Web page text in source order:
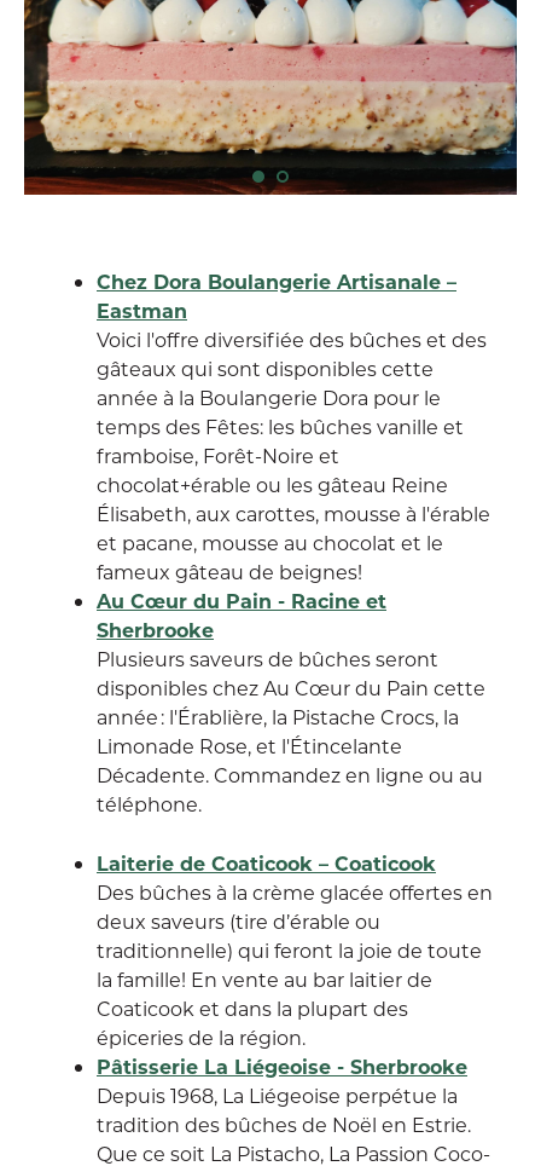
Chez Dora Boulangerie Artisanale –
Eastman
Voici l'offre diversifiée des bûches et des
gâteaux qui sont disponibles cette
année à la Boulangerie Dora pour le
temps des Fêtes: les bûches vanille et
framboise, Forêt-Noire et
chocolat+érable ou les gâteau Reine
Élisabeth, aux carottes, mousse à l'érable
et pacane, mousse au chocolat et le
fameux gâteau de beignes!
Au Cœur du Pain - Racine et
Sherbrooke
Plusieurs saveurs de bûches seront
disponibles chez Au Cœur du Pain cette
année : l'Érablière, la Pistache Crocs, la
Limonade Rose, et l'Étincelante
Décadente. Commandez en ligne ou au
téléphone.
Laiterie de Coaticook – Coaticook
Des bûches à la crème glacée offertes en
deux saveurs (tire d’érable ou
traditionnelle) qui feront la joie de toute
la famille! En vente au bar laitier de
Coaticook et dans la plupart des
épiceries de la région.
Pâtisserie La Liégeoise - Sherbrooke
Depuis 1968, La Liégeoise perpétue la
tradition des bûches de Noël en Estrie.
Que ce soit La Pistacho, La Passion Coco-